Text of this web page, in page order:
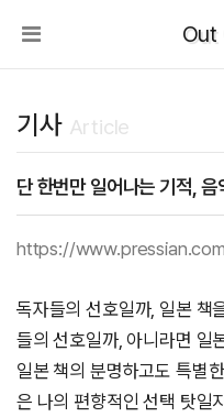
Out
기사 Article
단 한번만 일어나는 기적, 음
https://
독자들의 선호일까, 일본 책
들의 선호일까, 아니라면 일
일본 책의 분명하고도 특별
은 나의 편향적인 선택 탓일